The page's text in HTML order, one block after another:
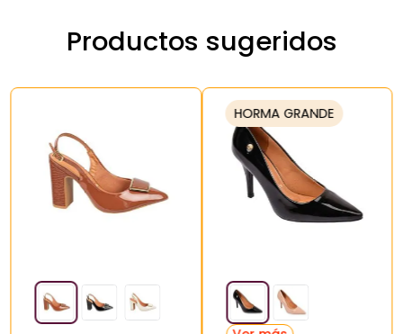
Productos sugeridos
HORMA GRANDE